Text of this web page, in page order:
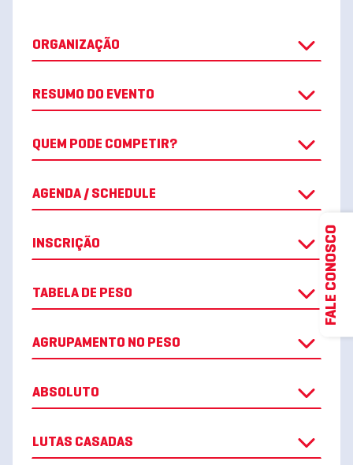
ORGANIZAÇÃO
RESUMO DO EVENTO
QUEM PODE COMPETIR?
AGENDA / SCHEDULE
INSCRIÇÃO
TABELA DE PESO
AGRUPAMENTO NO PESO
ABSOLUTO
LUTAS CASADAS
FALE CONOSCO